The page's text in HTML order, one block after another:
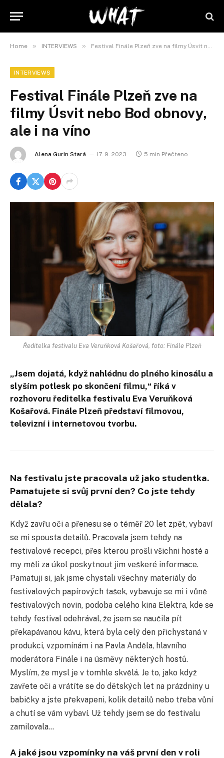
Home » INTERVIEWS » Festival Finále Plzeň zve na filmy Úsvit nebo Bod obnovy, ale i na víno
INTERVIEWS
Festival Finále Plzeň zve na
filmy Úsvit nebo Bod obnovy,
ale i na víno
Alena Gurin Stará 17. 9. 2023 5 min Přečteno
Ředitelka festivalu Eva Veruňková Košařová, foto: Finále Plzeň
„Jsem dojatá, když nahlédnu do plného kinosálu a
slyším potlesk po skončení filmu,“ říká v
rozhovoru ředitelka festivalu Eva Veruňková
Košařová. Finále Plzeň představí filmovou,
televizní i internetovou tvorbu.
Na festivalu jste pracovala už jako studentka.
Pamatujete si svůj první den? Co jste tehdy
dělala?
Když zavřu oči a přenesu se o téměř 20 let zpět, vybaví
se mi spousta detailů. Pracovala jsem tehdy na
festivalové recepci, přes kterou prošli všichni hosté a
my měli za úkol poskytnout jim veškeré informace.
Pamatuji si, jak jsme chystali všechny materiály do
festivalových papírových tašek, vybavuje se mi i vůně
festivalových novin, podoba celého kina Elektra, kde se
tehdy festival odehrával, že jsem se naučila pít
překapávanou kávu, která byla celý den přichystaná v
produkci, vzpomínám i na Pavla Anděla, hlavního
moderátora Finále i na úsměvy některých hostů.
Myslím, že mysl je v tomhle skvělá. Je to, jako když
zavřete oči a vrátíte se do dětských let na prázdniny u
babičky a jste překvapeni, kolik detailů nebo třeba vůní
a chutí se vám vybaví. Už tehdy jsem se do festivalu
zamilovala…
A jaké jsou vzpomínky na váš první den v roli